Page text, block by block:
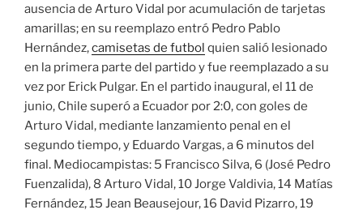
ausencia de Arturo Vidal por acumulación de tarjetas
amarillas; en su reemplazo entró Pedro Pablo
Hernández,camisetas de futbol quien salió lesionado
en la primera parte del partido y fue reemplazado a su
vez por Erick Pulgar. En el partido inaugural, el 11 de
junio, Chile superó a Ecuador por 2:0, con goles de
Arturo Vidal, mediante lanzamiento penal en el
segundo tiempo, y Eduardo Vargas, a 6 minutos del
final. Mediocampistas: 5 Francisco Silva, 6 (José Pedro
Fuenzalida), 8 Arturo Vidal, 10 Jorge Valdivia, 14 Matías
Fernández, 15 Jean Beausejour, 16 David Pizarro, 19